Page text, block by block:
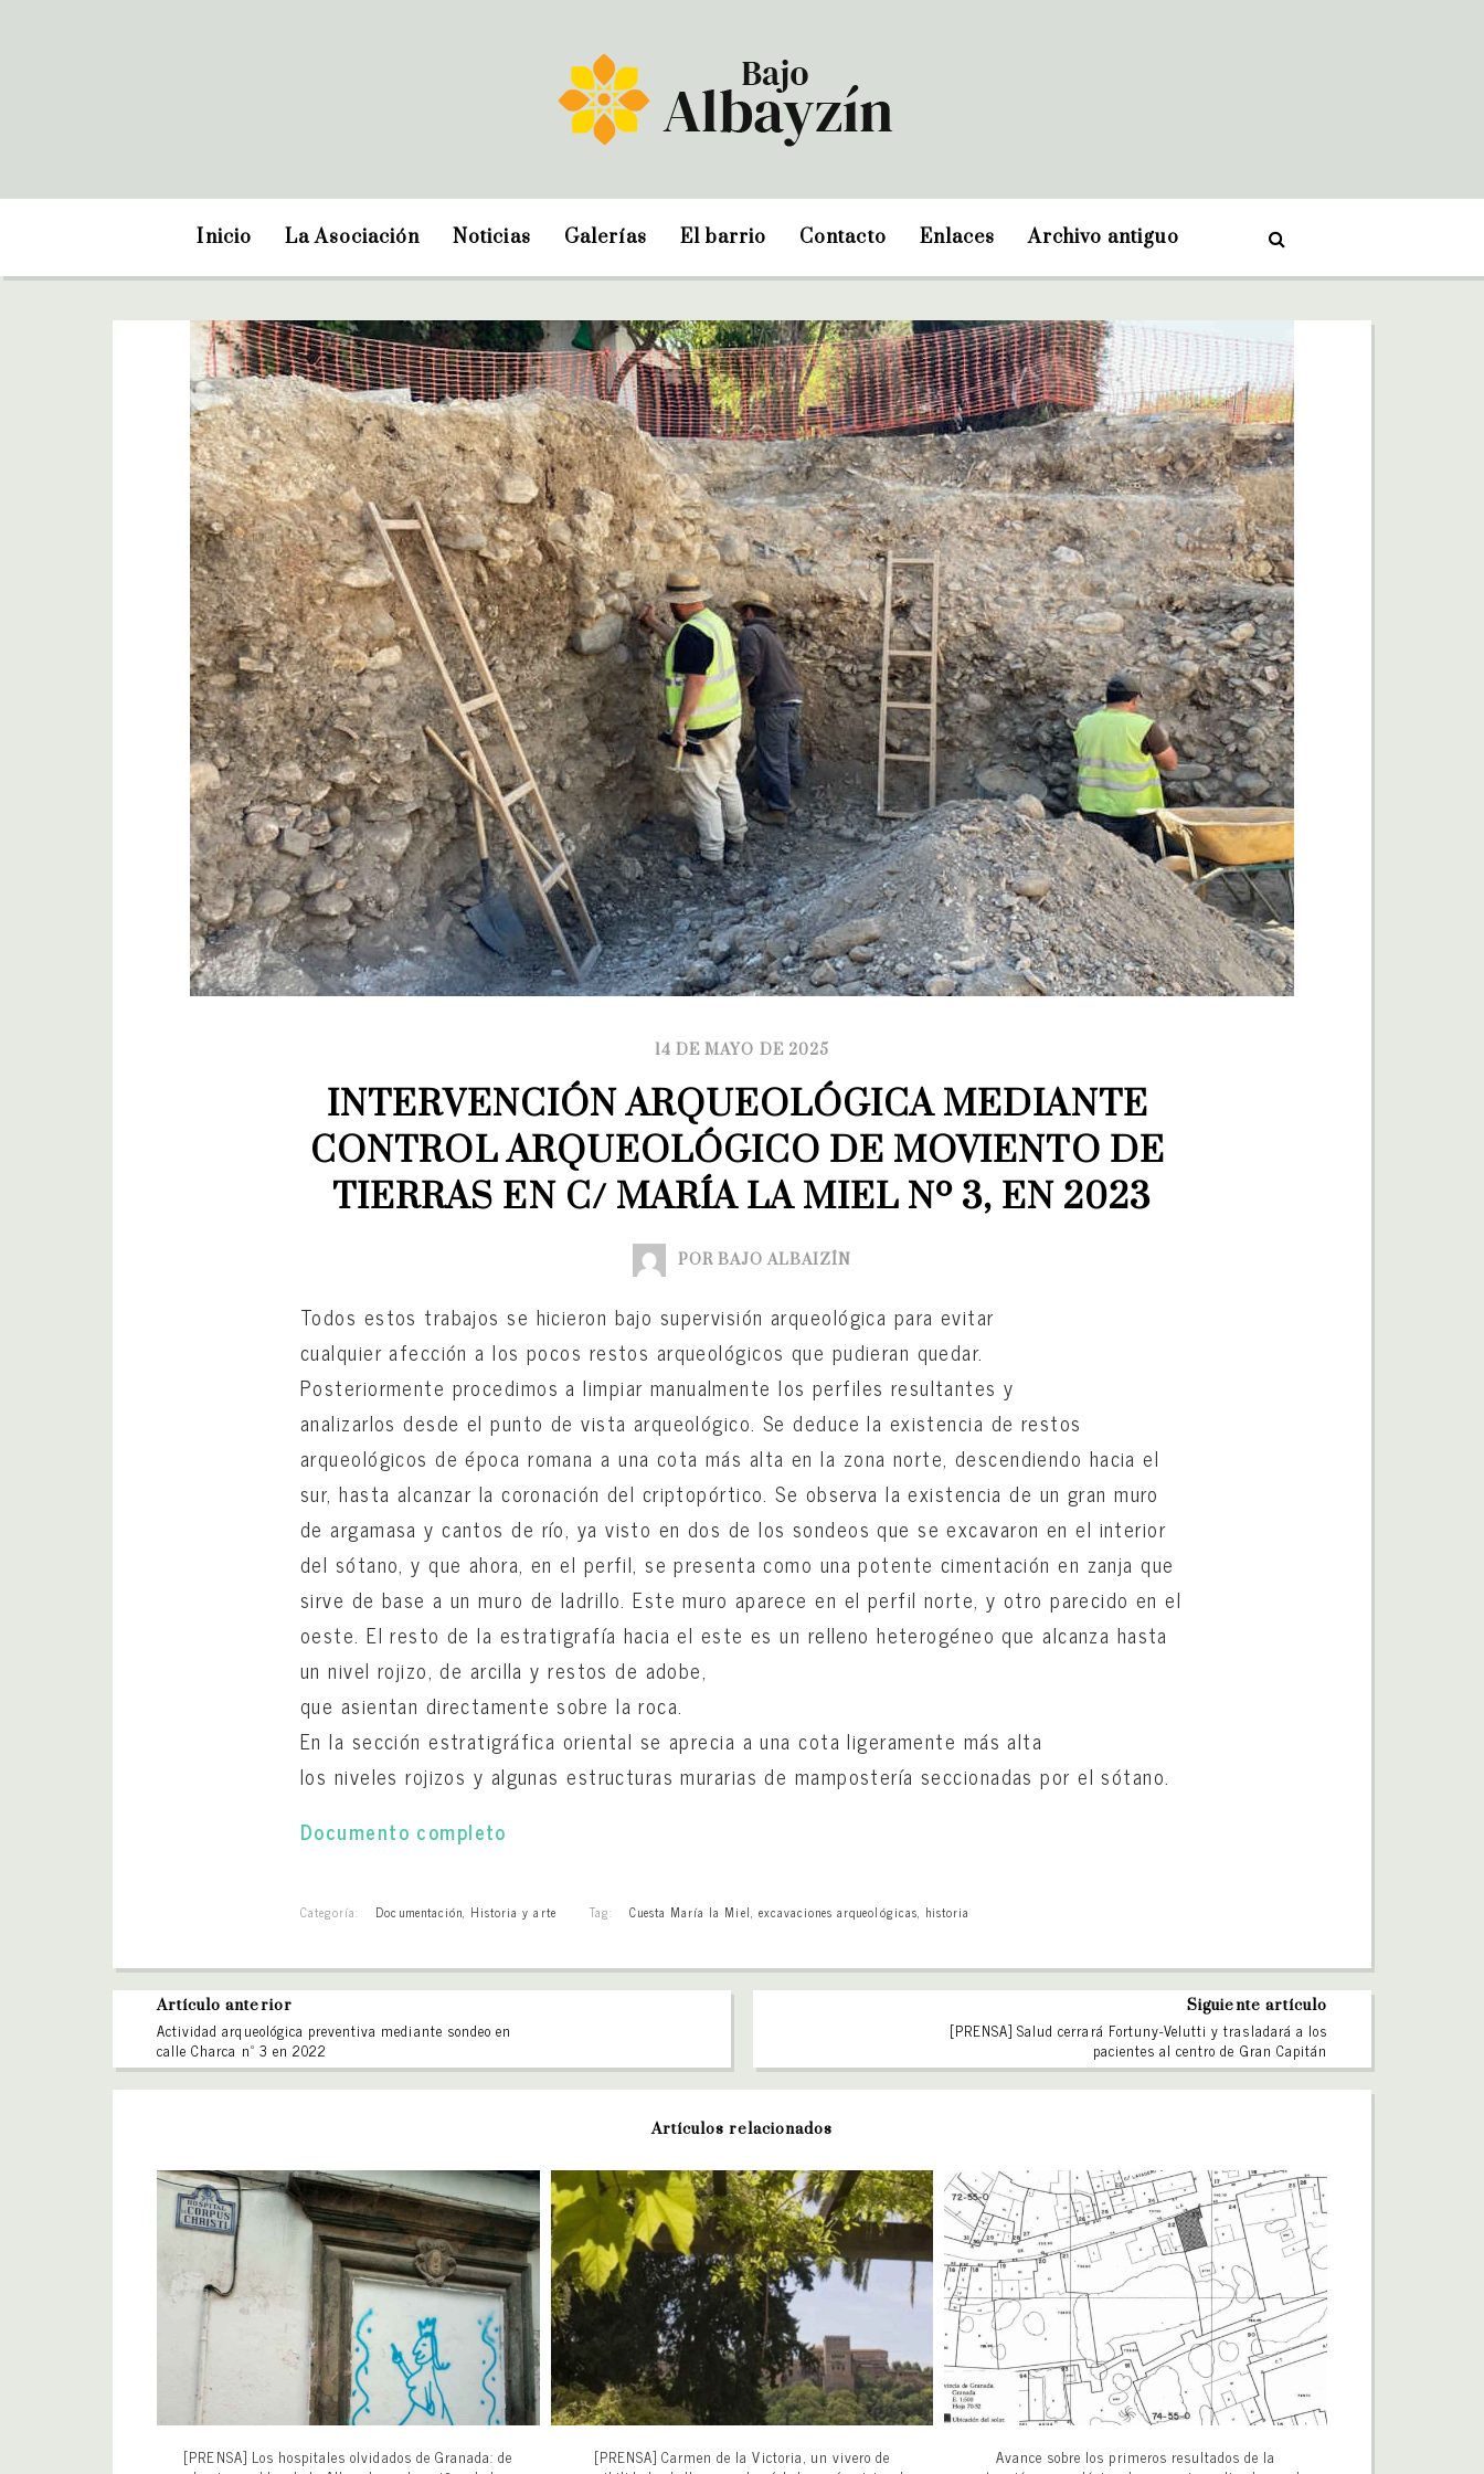
Inicio La Asociación Noticias Galerías El barrio Contacto Enlaces Archivo antiguo
14 DE MAYO DE 2025
INTERVENCIÓN ARQUEOLÓGICA MEDIANTE
CONTROL ARQUEOLÓGICO DE MOVIENTO DE
TIERRAS EN C/ MARÍA LA MIEL Nº 3, EN 2023
POR BAJO ALBAIZÍN
Todos estos trabajos se hicieron bajo supervisión arqueológica para evitar
cualquier afección a los pocos restos arqueológicos que pudieran quedar.
Posteriormente procedimos a limpiar manualmente los perfiles resultantes y
analizarlos desde el punto de vista arqueológico. Se deduce la existencia de restos
arqueológicos de época romana a una cota más alta en la zona norte, descendiendo hacia el
sur, hasta alcanzar la coronación del criptopórtico. Se observa la existencia de un gran muro
de argamasa y cantos de río, ya visto en dos de los sondeos que se excavaron en el interior
del sótano, y que ahora, en el perfil, se presenta como una potente cimentación en zanja que
sirve de base a un muro de ladrillo. Este muro aparece en el perfil norte, y otro parecido en el
oeste. El resto de la estratigrafía hacia el este es un relleno heterogéneo que alcanza hasta
un nivel rojizo, de arcilla y restos de adobe,
que asientan directamente sobre la roca.
En la sección estratigráfica oriental se aprecia a una cota ligeramente más alta
los niveles rojizos y algunas estructuras murarias de mampostería seccionadas por el sótano.
Documento completo
Categoría: Documentación, Historia y arte Tag: Cuesta María la Miel, excavaciones arqueológicas, historia
Artículo anterior
Actividad arqueológica preventiva mediante sondeo en
calle Charca nº 3 en 2022
Siguiente artículo
[PRENSA] Salud cerrará Fortuny-Velutti y trasladará a los
pacientes al centro de Gran Capitán
Artículos relacionados
[PRENSA] Los hospitales olvidados de Granada: de
[PRENSA] Carmen de la Victoria, un vivero de
Avance sobre los primeros resultados de la